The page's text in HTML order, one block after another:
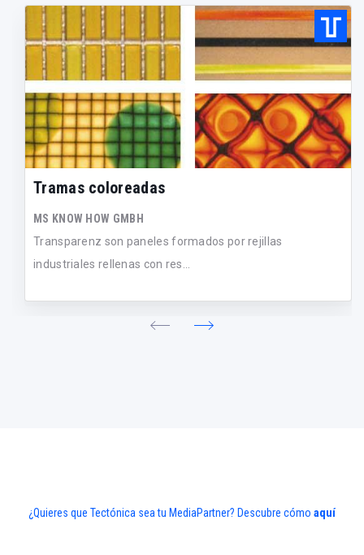
Tramas coloreadas
MS KNOW HOW GMBH
Transparenz son paneles formados por rejillas
industriales rellenas con res...
¿Quieres que Tectónica sea tu MediaPartner? Descubre cómo aquí